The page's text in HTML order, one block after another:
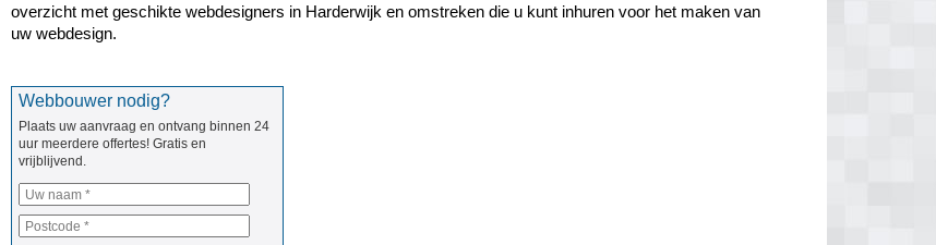
overzicht met geschikte webdesigners in Harderwijk en omstreken die u kunt inhuren voor het maken van
uw webdesign.